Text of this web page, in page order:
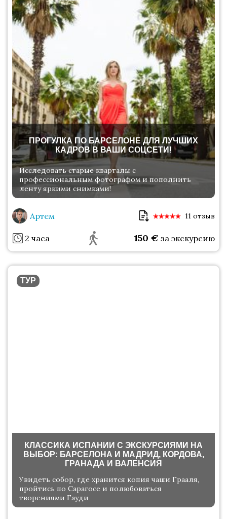
ПРОГУЛКА ПО БАРСЕЛОНЕ ДЛЯ ЛУЧШИХ
КАДРОВ В ВАШИ СОЦСЕТИ!
Исследовать старые кварталы с
профессиональным фотографом и пополнить
ленту яркими снимками!
Артем 11 отзыв
2 часа 150 € за экскурсию
ТУР
КЛАССИКА ИСПАНИИ С ЭКСКУРСИЯМИ НА
ВЫБОР: БАРСЕЛОНА И МАДРИД, КОРДОВА,
ГРАНАДА И ВАЛЕНСИЯ
Увидеть собор, где хранится копия чаши Грааля,
пройтись по Сарагосе и полюбоваться
творениями Гауди